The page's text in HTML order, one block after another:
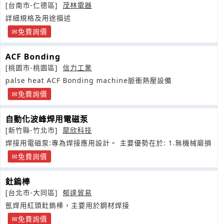
[台南市-仁德區]
茂林電器
詳細規格及用途描述
免費詢價
ACF Bonding
[桃園市-桃園區]
信力工業
palse heat ACF Bonding machine脈衝熱壓設備
免費詢價
自動化波峰焊用電磁泵
[新竹縣-竹北市]
龍欣科技
焊接用電磁泵:專為焊接應用設計。 主要優勢在於: 1.無機械磨損
免費詢價
釷鎢棒
[台北市-大同區]
郁達貿易
氬焊用紅頭釷鎢棒，主要用於鋼材焊接
免費詢價